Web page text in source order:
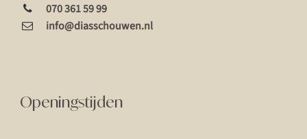
070 361 59 99
info@diasschouwen.nl
Openingstijden